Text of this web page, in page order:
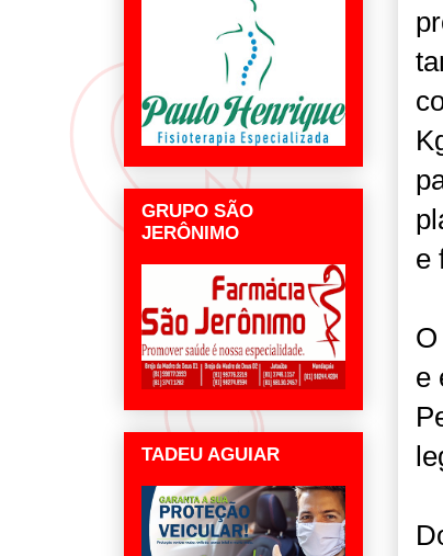
e
e
GRUPO SÃO
JERÔNIMO
TADEU AGUIAR